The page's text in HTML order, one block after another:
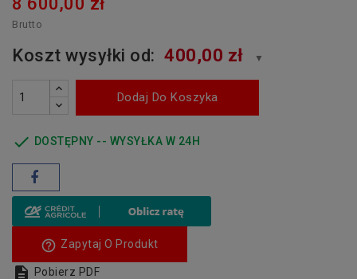
Brutto
Koszt wysyłki od: 400,00 zł ▼
Dodaj Do Koszyka
 DOSTĘPNY -- WYSYŁKA W 24H
help_outline Zapytaj O Produkt
 Pobierz PDF